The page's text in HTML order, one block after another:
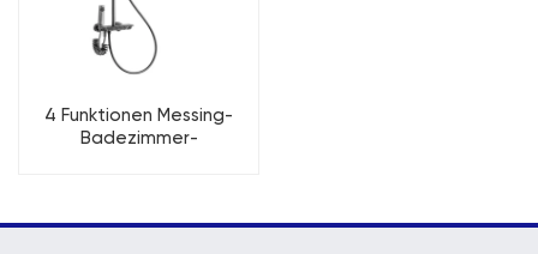
4 Funktionen Messing-
Badezimmer-